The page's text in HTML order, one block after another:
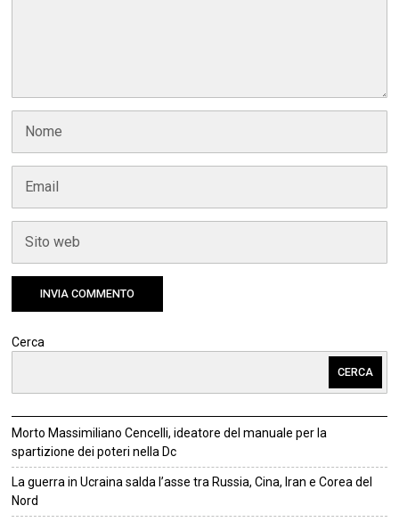
Cerca
CERCA
Morto Massimiliano Cencelli, ideatore del manuale per la
spartizione dei poteri nella Dc
La guerra in Ucraina salda l’asse tra Russia, Cina, Iran e Corea del
Nord